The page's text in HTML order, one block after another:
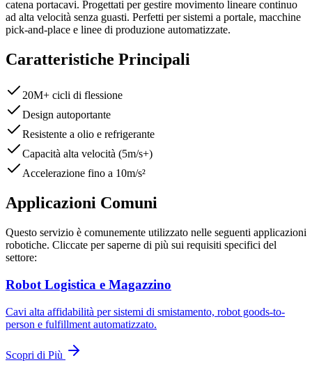
catena portacavi. Progettati per gestire movimento lineare continuo
ad alta velocità senza guasti. Perfetti per sistemi a portale, macchine
pick-and-place e linee di produzione automatizzate.
Caratteristiche Principali
20M+ cicli di flessione
Design autoportante
Resistente a olio e refrigerante
Capacità alta velocità (5m/s+)
Accelerazione fino a 10m/s²
Applicazioni Comuni
Questo servizio è comunemente utilizzato nelle seguenti applicazioni
robotiche. Cliccate per saperne di più sui requisiti specifici del
settore:
Robot Logistica e Magazzino
Cavi alta affidabilità per sistemi di smistamento, robot goods-to-
person e fulfillment automatizzato.
Scopri di Più